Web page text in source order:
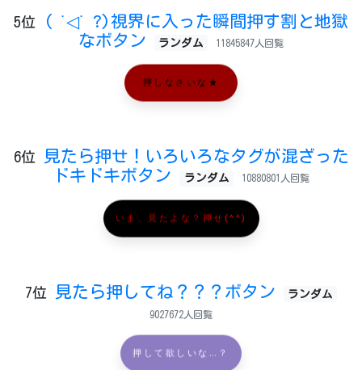
5位
( ˙◁˙ ?)視界に入った瞬間押す割と地獄
なボタン
ランダム 11845847人回覧
押しなさいな★
6位
見たら押せ！いろいろなタグが混ざった
ドキドキボタン
ランダム 10880801人回覧
いま、見たよな？押せ(^^)
7位 見たら押してね？？？ボタン ランダム
9027672人回覧
押して欲しいな…？